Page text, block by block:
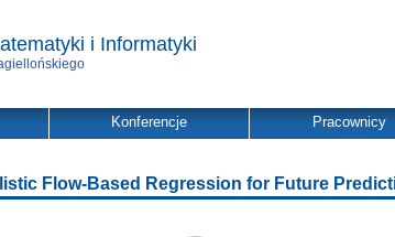
i Informatyki
Konferencje Pracownicy
Flow-Based Regression for Future